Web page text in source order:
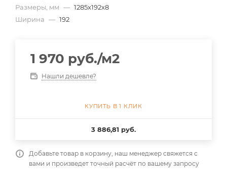
Размеры, мм — 1285x192x8
Ширина — 192
1 970 руб./м2
Нашли дешевле?
КУПИТЬ В 1 КЛИК
3 886,81 руб.
Добавьте товар в корзину, наш менеджер свяжется с
вами и произведет точный расчёт по вашему запросу